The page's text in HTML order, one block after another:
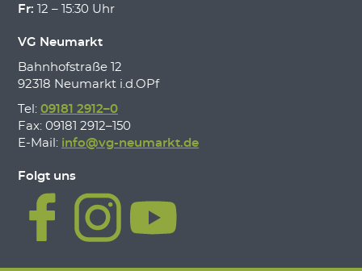
Fr: 12 – 15:30 Uhr
VG Neumarkt
Bahnhofstraße 12
92318 Neumarkt i.d.OPf
Tel: 09181 2912–0
Fax: 09181 2912–150
E-Mail: info@vg-neumarkt.de
Folgt uns